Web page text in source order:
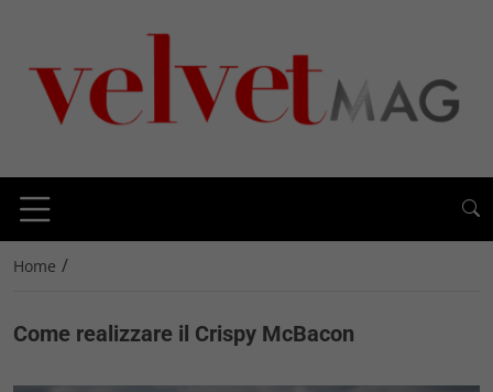
Home /
Come realizzare il Crispy McBacon